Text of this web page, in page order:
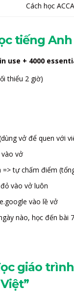
Cách học
tiếng
use + 4000
thiểu 2 giờ)
vở để quen với
vào vở
tự chấm điểm
vào vở luôn
vào lề vở
nào, học đến bài
giáo